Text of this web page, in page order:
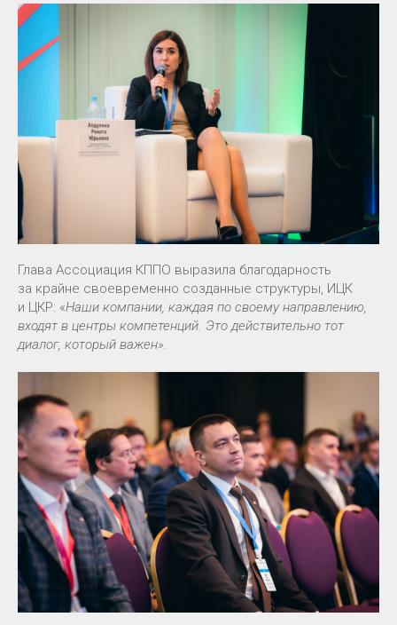
Глава Ассоциация КППО выразила благодарность
за крайне своевременно созданные структуры, ИЦК
и ЦКР: «Наши компании, каждая по своему направлению,
входят в центры компетенций. Это действительно тот
диалог, который важен».